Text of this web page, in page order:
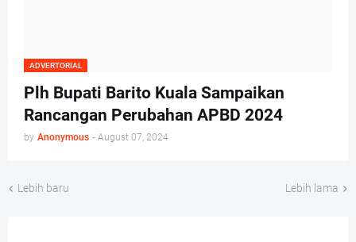
ADVERTORIAL
Plh Bupati Barito Kuala Sampaikan
Rancangan Perubahan APBD 2024
by Anonymous - August 07, 2024
Lebih baru Lebih lama